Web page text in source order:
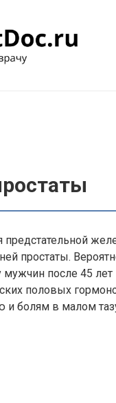
предстательной
простаты.
мужчин после 45
половых
и болям в малом